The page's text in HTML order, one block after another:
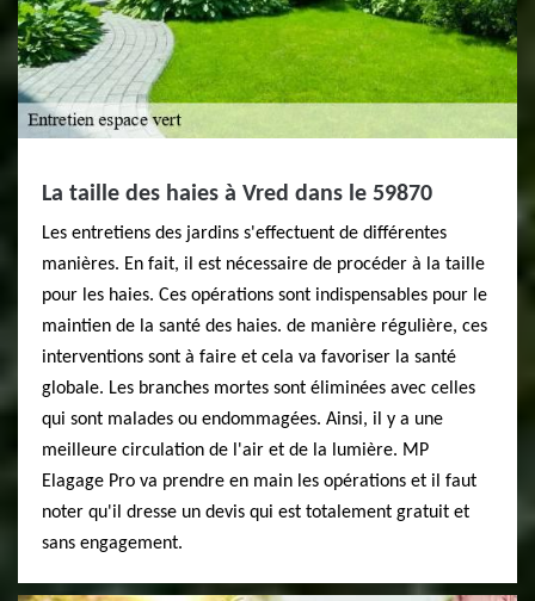
La taille des haies à Vred dans le 59870
Les entretiens des jardins s'effectuent de différentes
manières. En fait, il est nécessaire de procéder à la taille
pour les haies. Ces opérations sont indispensables pour le
maintien de la santé des haies. de manière régulière, ces
interventions sont à faire et cela va favoriser la santé
globale. Les branches mortes sont éliminées avec celles
qui sont malades ou endommagées. Ainsi, il y a une
meilleure circulation de l'air et de la lumière. MP
Elagage Pro va prendre en main les opérations et il faut
noter qu'il dresse un devis qui est totalement gratuit et
sans engagement.